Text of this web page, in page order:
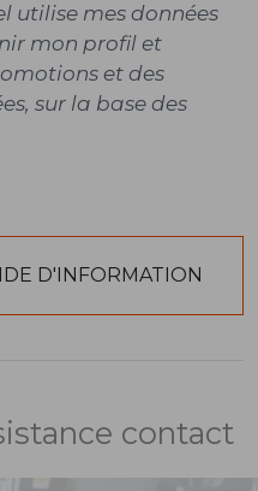
utilise mes données
mon profil et
et des
sur la base des
contact